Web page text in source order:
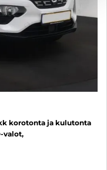
korotonta ja kulutonta
valot,